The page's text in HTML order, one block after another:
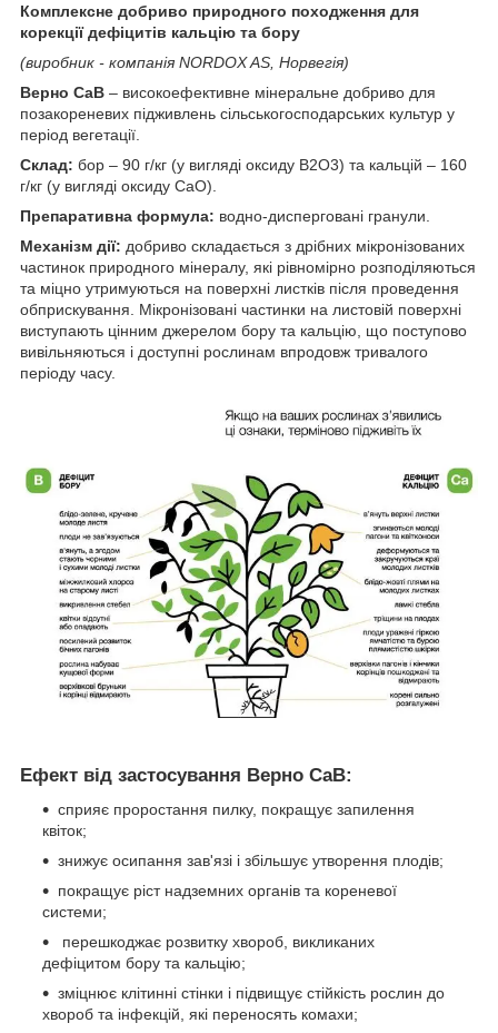
Комплексне добриво природного походження для
корекції дефіцитів кальцію та бору
(виробник - компанія NORDOX AS, Норвегія)
Верно CaB – високоефективне мінеральне добриво для
позакореневих підживлень сільськогосподарських культур у
період вегетації.
Склад: бор – 90 г/кг (у вигляді оксиду B2O3) та кальцій – 160
г/кг (у вигляді оксиду СаО).
Препаративна формула: водно-дисперговані гранули.
Механізм дії: добриво складається з дрібних мікронізованих
частинок природного мінералу, які рівномірно розподіляються
та міцно утримуються на поверхні листків після проведення
обприскування. Мікронізовані частинки на листовій поверхні
виступають цінним джерелом бору та кальцію, що поступово
вивільняються і доступні рослинам впродовж тривалого
періоду часу.
Ефект від застосування Верно СаВ:
сприяє проростання пилку, покращує запилення
квіток;
знижує осипання зав'язі і збільшує утворення плодів;
покращує ріст надземних органів та кореневої
системи;
перешкоджає розвитку хвороб, викликаних
дефіцитом бору та кальцію;
зміцнює клітинні стінки і підвищує стійкість рослин до
хвороб та інфекцій, які переносять комахи;